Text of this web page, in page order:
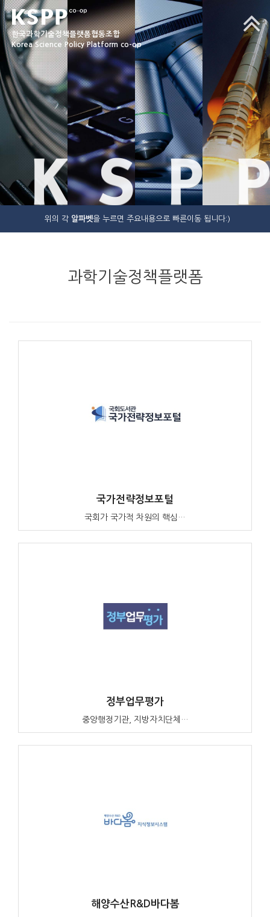
한국과학기술정책플랫폼협동조합
Korea Science Policy Platform co-op
K S P P
위의 각 알파벳을 누르면 주요내용으로 빠른이동 됩니다:)
과학기술정책플랫폼
국가전략정보포털
국회가 국가적 차원의 핵심…
정부업무평가
중앙행정기관, 지방자치단체…
해양수산R&D바다봄